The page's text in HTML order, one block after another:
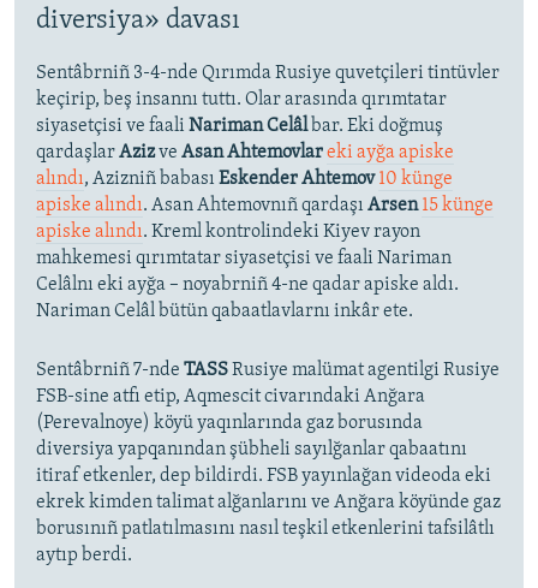
diversiya» davası
Sentâbrniñ 3-4-nde Qırımda Rusiye quvetçileri tintüvler
keçirip, beş insannı tuttı. Olar arasında qırımtatar
siyasetçisi ve faali Nariman Celâlbar. Eki doğmuş
qardaşlarAzizve Asan Ahtemovlareki ayğa apiske
alındı, Azizniñ babası Eskender Ahtemov 10 künge
apiske alındı. Asan Ahtemovnıñ qardaşı Arsen15 künge
apiske alındı. Kreml kontrolindeki Kiyev rayon
mahkemesi qırımtatar siyasetçisi ve faali Nariman
Celâlnı eki ayğa – noyabrniñ 4-ne qadar apiske aldı.
Nariman Celâl bütün qabaatlavlarnı inkâr ete.
Sentâbrniñ 7-nde TASSRusiye malümat agentilgi Rusiye
FSB-sine atfı etip, Aqmescit civarındaki Anğara
(Perevalnoye) köyü yaqınlarında gaz borusında
diversiya yapqanından şübheli sayılğanlar qabaatını
itiraf etkenler, dep bildirdi. FSB yayınlağan videoda eki
ekrek kimden talimat alğanlarını ve Anğara köyünde gaz
borusınıñ patlatılmasını nasıl teşkil etkenlerini tafsilâtlı
aytıp berdi.